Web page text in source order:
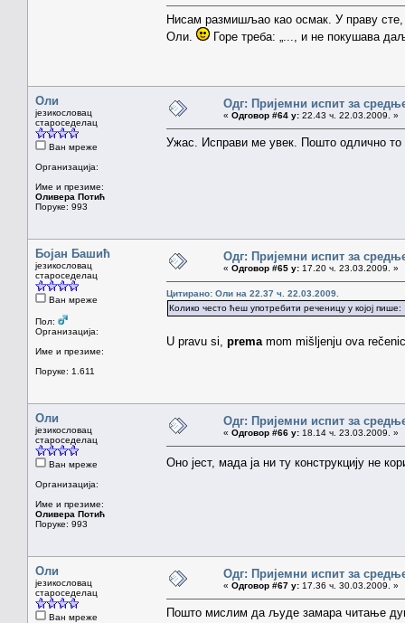
Нисам размишљао као осмак. У праву
Оли.
Горе треба: „..., и не покушава
Оли
језикословац
староседелац
Ван мреже
Организација:
Име и презиме:
Оливера Потић
Поруке: 993
Одг: Пријемни испит за
« Одговор #64 у: 22.43 ч. 22.03.2009. »
Ужас. Исправи ме увек. Пошто одлично
Бојан Башић
језикословац
староседелац
Ван мреже
Пол:
Организација:
Име и презиме:
Поруке: 1.611
Одг: Пријемни испит за
« Одговор #65 у: 17.20 ч. 23.03.2009. »
Цитирано: Оли на 22.37 ч. 22.03.2009.
Колико често ћеш употребити реченицу у којој пише:
U pravu si, prema mom mišljenju ova
Оли
језикословац
староседелац
Ван мреже
Организација:
Име и презиме:
Оливера Потић
Поруке: 993
Одг: Пријемни испит за
« Одговор #66 у: 18.14 ч. 23.03.2009. »
Оно јест, мада ја ни ту конструкцију не
Оли
језикословац
староседелац
Ван мреже
Одг: Пријемни испит за
« Одговор #67 у: 17.36 ч. 30.03.2009. »
Пошто мислим да људе замара читање